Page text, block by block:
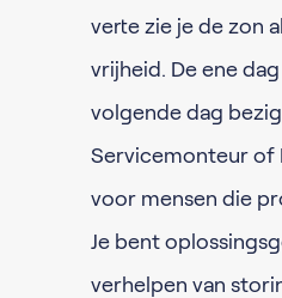
verte zie je de zon
vrijheid. De ene
volgende dag
Servicemonteur of
voor mensen die
Je bent
verhelpen van